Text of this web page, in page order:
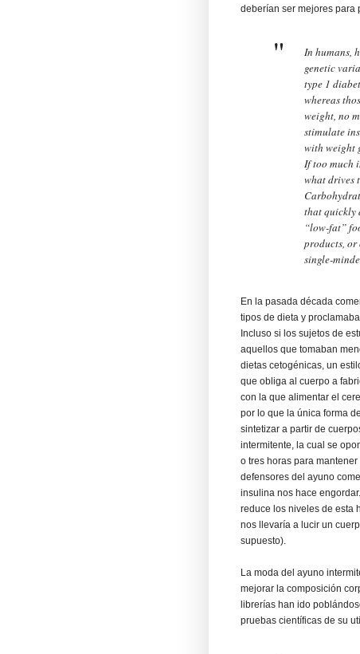
deberían ser mejores para
In humans,
genetic
type 1
whereas
weight, no
stimulate
with weight
If too much
what drives
that quickly
“low-fat”
products, or
single-
En la pasada década
tipos de dieta y
Incluso si los sujetos de
aquellos que tomaban
dietas cetogénicas, un
que obliga al cuerpo a
con la que alimentar el
por lo que la única forma
sintetizar a partir de
intermitente, la cual se
o tres horas para
defensores del ayuno
insulina nos hace
reduce los niveles de esta
nos llevaría a lucir un
supuesto).
La moda del ayuno
mejorar la composición
librerías han ido
pruebas científicas de su